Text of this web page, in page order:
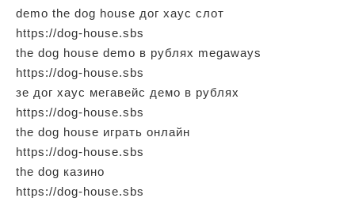
demo the dog house дог хаус слот
https://dog-house.sbs
the dog house demo в рублях megaways
https://dog-house.sbs
зе дог хаус мегавейс демо в рублях
https://dog-house.sbs
the dog house играть онлайн
https://dog-house.sbs
the dog казино
https://dog-house.sbs